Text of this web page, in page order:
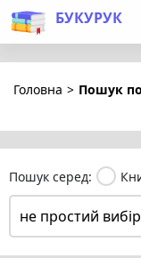
БУКУРУК
Головна > Пошук
Пошук серед: